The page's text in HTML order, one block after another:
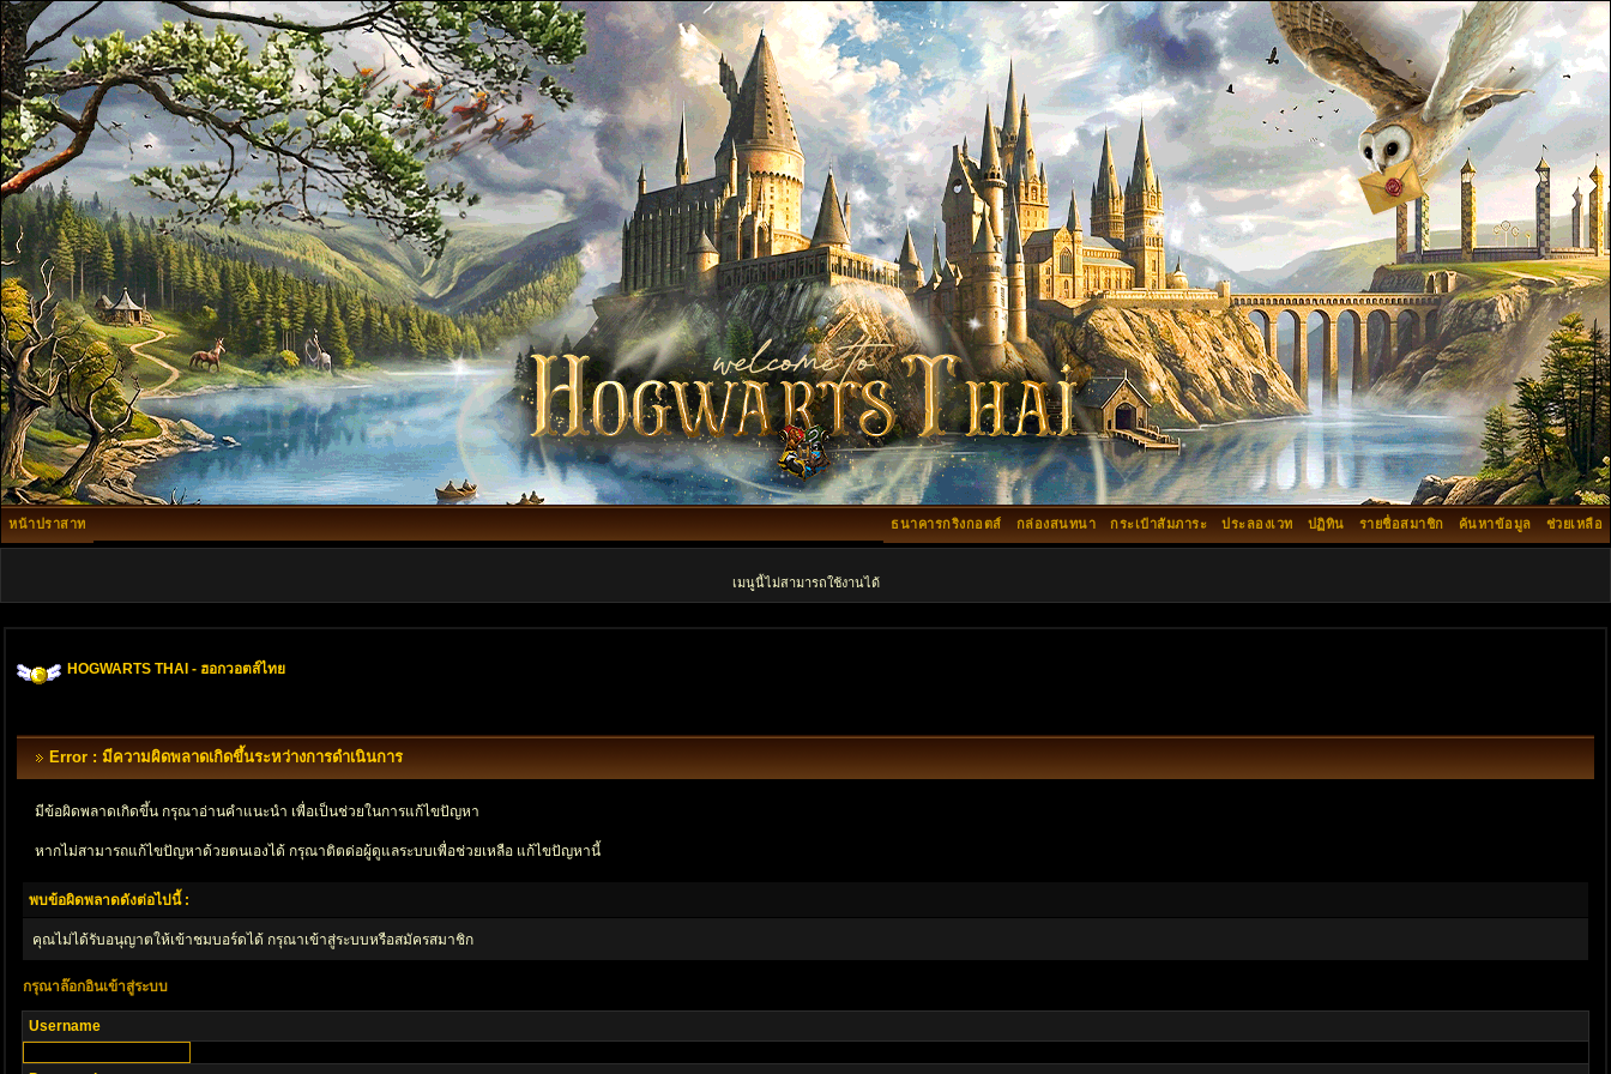
หน้าปราสาท ช่วยเหลือ
ค้นหาข้อมูล
รายชื่อสมาชิก
ปฏิทิน
ประลองเวท
กระเป๋าสัมภาระ
กล่องสนทนา
ธนาคารกริงกอตส์
เมนูนี้ไม่สามารถใช้งานได้
HOGWARTS THAI - ฮอกวอตส์ไทย
Error : มีความผิดพลาดเกิดขึ้นระหว่างการดำเนินการ
มีข้อผิดพลาดเกิดขึ้น กรุณาอ่านคำแนะนำ เพื่อเป็นช่วยในการแก้ไขปัญหา
หากไม่สามารถแก้ไขปัญหาด้วยตนเองได้ กรุณาติตด่อผู้ดูแลระบบเพื่อช่วยเหลือ แก้ไขปัญหานี้
พบข้อผิดพลาดดังต่อไปนี้ :
คุณไม่ได้รับอนุญาตให้เข้าชมบอร์ดได้ กรุณาเข้าสู่ระบบหรือสมัครสมาชิก
กรุณาล๊อกอินเข้าสู่ระบบ
Username